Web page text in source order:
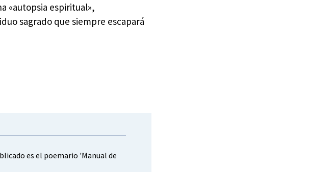
«autopsia espiritual»,
sagrado que siempre escapará
es el poemario 'Manual de